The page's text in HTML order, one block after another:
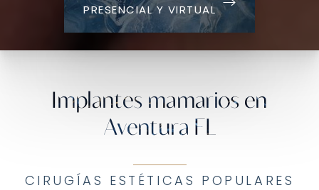
PRESENCIAL Y VIRTUAL
Implantes mamarios en
Aventura FL
CIRUGÍAS ESTÉTICAS POPULARES